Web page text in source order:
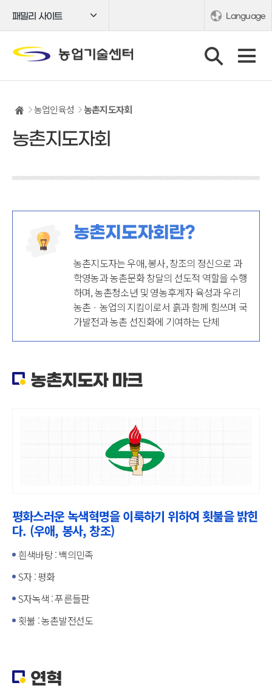
패밀리 사이트 Language
농업인육성 농촌지도자회
농촌지도자회
농촌지도자회란?
농촌지도자는 우애, 봉사, 창조의 정신으로 과
학영농과 농촌문화 창달의 선도적 역할을 수행
하며, 농촌청소년 및 영농후계자 육성과 우리
농촌ㆍ농업의 지킴이로서 흙과 함께 힘쓰며 국
가발전과 농촌 선진화에 기여하는 단체
농촌지도자 마크
평화스러운 녹색혁명을 이룩하기 위하여 횟불을 밝힌
다. (우애, 봉사, 창조)
흰색바탕 : 백의민족
S자 : 평화
S자녹색 : 푸른들판
횟불 : 농촌발전선도
연혁